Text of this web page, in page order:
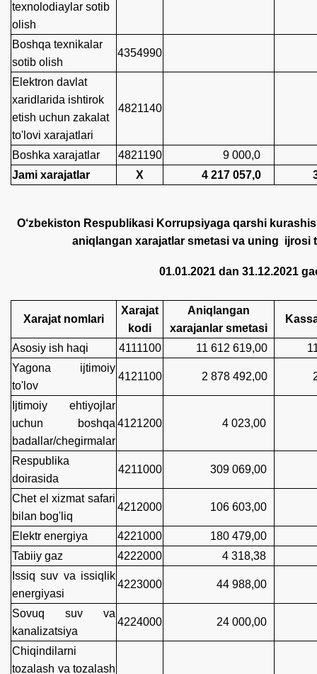
texnolodiaylar sotib
olish
Boshqa texnikalar
sotib olish
4354990
Elektron davlat
xaridlarida ishtirok
etish uchun zakalat
to'lovi xarajatlari
4821140
Boshka xarajatlar 4821190 9 000,0
Jami xarajatlar
X 4 217 057,0 3
O‘zbekiston Respublikasi Korrupsiyaga qarshi
aniqlangan xarajatlar smetasi va uning
01.01.2021 dan 31.12.2021
Xarajat nоmlari
Xarajat
kodi
Aniqlangan
xarajanlar smetasi
Asosiy ish haqi 4111100 11 612 619,00
11
Yagona ijtimoiy
to'lov
4121100 2 878 492,00 2
Ijtimoiy ehtiyojlar
uchun boshqa
badallar/chegirmalar
4121200 4 023,00
Respublika
doirasida
4211000 309 069,00
Chet el xizmat safari
bilan bog'liq
4212000 106 603,00
Elektr energiya 4221000 180 479,00
Tabiiy gaz
4222000 4 318,38
Issiq suv va issiqlik
energiyasi
4223000 44 988,00
Sovuq suv va
kanalizatsiya
4224000 24 000,00
Chiqindilarni
tozalash va tozalash